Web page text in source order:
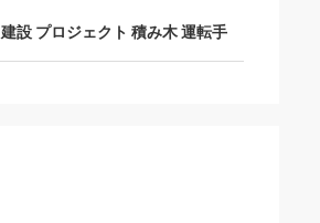
建設 プロジェクト 積み木 運転手